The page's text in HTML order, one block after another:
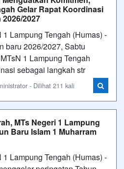
Gelar Rapat Koordinasi
2027
1 Lampung Tengah (Humas) -
baru 2026/2027, Sabtu
1 Lampung Tengah
sebagai langkah str
- Dilihat 211 kali
MTs Negeri 1 Lampung
Baru Islam 1 Muharram
1 Lampung Tengah (Humas) -